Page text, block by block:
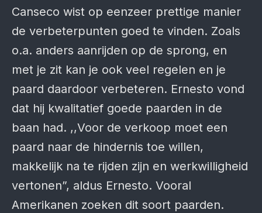
Canseco wist op eenzeer prettige manier
de verbeterpunten goed te vinden. Zoals
o.a. anders aanrijden op de sprong, en
met je zit kan je ook veel regelen en je
paard daardoor verbeteren. Ernesto vond
dat hij kwalitatief goede paarden in de
baan had. ,,Voor de verkoop moet een
paard naar de hindernis toe willen,
makkelijk na te rijden zijn en werkwilligheid
vertonen”, aldus Ernesto. Vooral
Amerikanen zoeken dit soort paarden.